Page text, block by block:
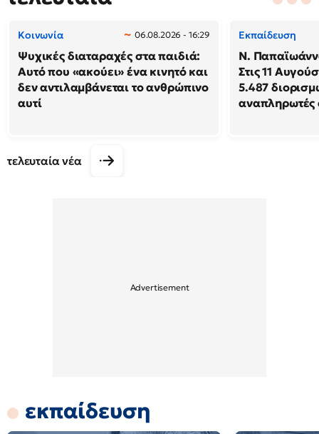
Κοινωνία 06.08.2026 - 16:29
Ψυχικές διαταραχές στα παιδιά:
Αυτό που «ακούει» ένα κινητό και
δεν αντιλαμβάνεται το ανθρώπινο
αυτί
Εκπαίδευση
N.
Στις 11
5.487
τελευταία νέα
εκπαίδευση